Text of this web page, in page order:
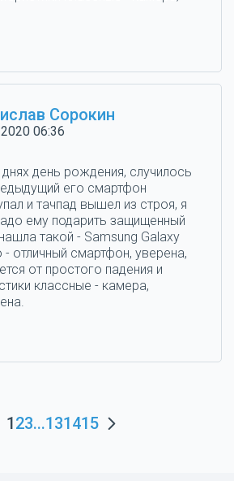
Сорокин
06:36
день рождения, случилось
его смартфон
и тачпад вышел из строя, я
ему подарить защищенный
такой - Samsung Galaxy
отличный смартфон, уверена,
от простого падения и
классные - камера,
123...131415